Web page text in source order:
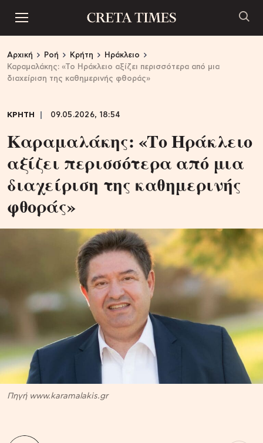
Αρχική Ροή Κρήτη
Ηράκλειο
Καραμαλάκης: «Το Ηράκλειο αξίζει περισσότερα από μια
διαχείριση της καθημερινής φθοράς»
ΚΡΗΤΗ 09.05.2026, 18:54
Καραμαλάκης: «Το Ηράκλειο
αξίζει περισσότερα από μια
διαχείριση της καθημερινής
φθοράς»
Πηγή www.karamalakis.gr